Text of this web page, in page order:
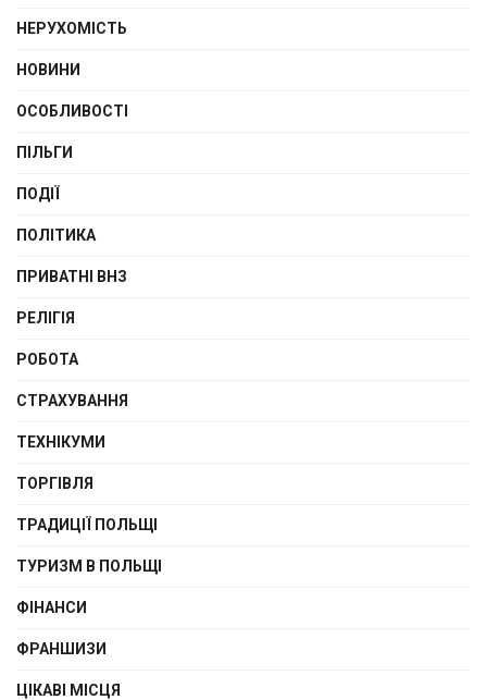
НЕРУХОМІСТЬ
НОВИНИ
ОСОБЛИВОСТІ
ПІЛЬГИ
ПОДІЇ
ПОЛІТИКА
ПРИВАТНІ ВНЗ
РЕЛІГІЯ
РОБОТА
СТРАХУВАННЯ
ТЕХНІКУМИ
ТОРГІВЛЯ
ТРАДИЦІЇ ПОЛЬЩІ
ТУРИЗМ В ПОЛЬЩІ
ФІНАНСИ
ФРАНШИЗИ
ЦІКАВІ МІСЦЯ